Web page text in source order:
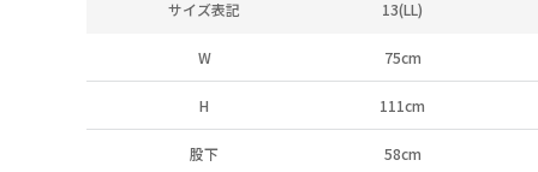
サイズ表記 13(LL)
W 75cm
H 111cm
股下 58cm